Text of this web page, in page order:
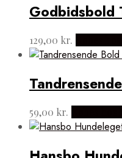
Godbidsbold
129,00 kr.
59,00 kr.